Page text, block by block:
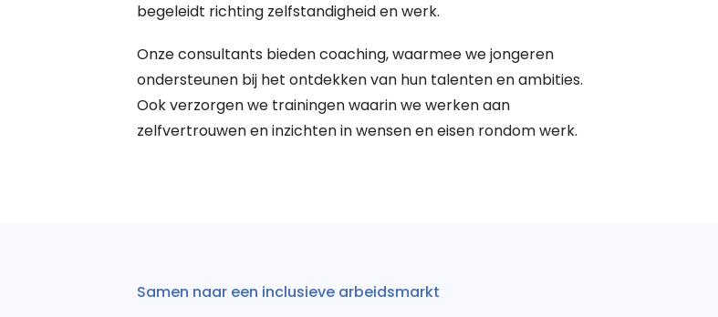
begeleidt richting zelfstandigheid en werk.
Onze consultants bieden coaching, waarmee we jongeren
ondersteunen bij het ontdekken van hun talenten en ambities.
Ook verzorgen we trainingen waarin we werken aan
zelfvertrouwen en inzichten in wensen en eisen rondom werk.
Samen naar een inclusieve arbeidsmarkt